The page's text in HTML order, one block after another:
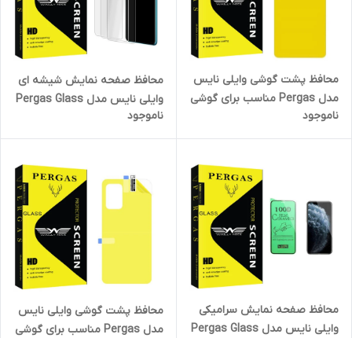
محافظ پشت گوشی وایلی نایس
مدل Pergas مناسب برای گوشی
موبایل شیائومی Redmi Note 10
ناموجود
محافظ صفحه نمایش شیشه ای
وایلی نایس مدل Pergas Glass
MIX3 مناسب برای گوشی موبایل
نوکیا 3.2 بسته سه عددی
ناموجود
محافظ صفحه نمایش سرامیکی
وایلی نایس مدل Pergas Glass
محافظ پشت گوشی وایلی نایس
مدل Pergas مناسب برای گوشی